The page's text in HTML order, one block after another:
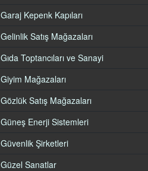
Garaj Kepenk Kapıları
Gelinlik Satış Mağazaları
Gıda Toptancıları ve Sanayi
Giyim Mağazaları
Gözlük Satış Mağazaları
Güneş Enerji Sistemleri
Güvenlik Şirketleri
Güzel Sanatlar